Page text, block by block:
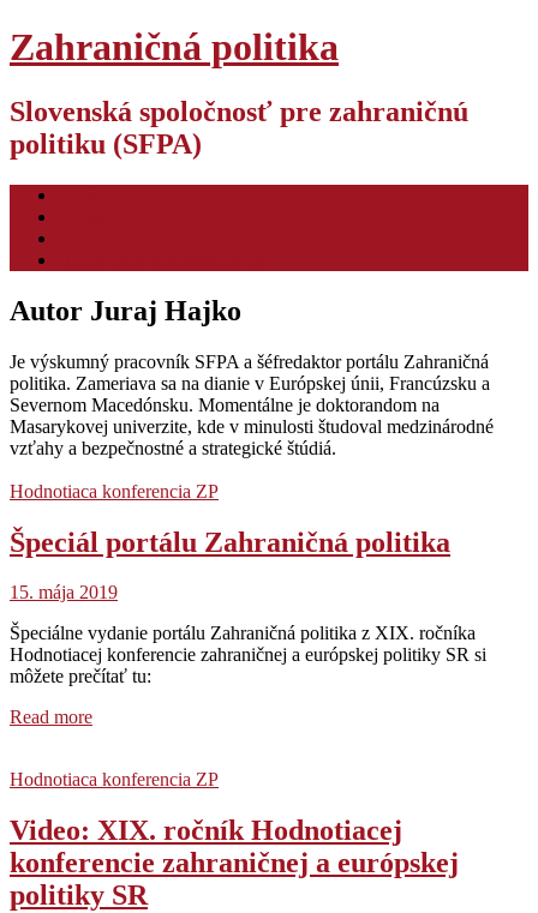
Zahraničná politika
Slovenská spoločnosť pre zahraničnú
politiku (SFPA)
Autor Juraj Hajko
Je výskumný pracovník SFPA a šéfredaktor portálu Zahraničná
politika. Zameriava sa na dianie v Európskej únii, Francúzsku a
Severnom Macedónsku. Momentálne je doktorandom na
Masarykovej univerzite, kde v minulosti študoval medzinárodné
vzťahy a bezpečnostné a strategické štúdiá.
Hodnotiaca konferencia ZP
Špeciál portálu Zahraničná politika
15. mája 2019
Špeciálne vydanie portálu Zahraničná politika z XIX. ročníka
Hodnotiacej konferencie zahraničnej a európskej politiky SR si
môžete prečítať tu:
Read more
Hodnotiaca konferencia ZP
Video: XIX. ročník Hodnotiacej
konferencie zahraničnej a európskej
politiky SR